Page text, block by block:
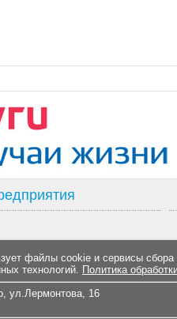
файлы cookie и сервисы сбора
технологий. Политика
ул.Лермонтова, 16